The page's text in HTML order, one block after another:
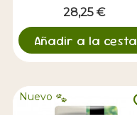
Razas Pequeñas
28,25 €
Añadir a la cesta
Nuevo